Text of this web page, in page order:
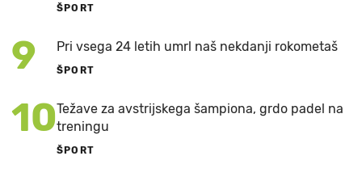
ŠPORT
9 Pri vsega 24 letih umrl naš nekdanji rokometaš
ŠPORT
10Težave za avstrijskega šampiona, grdo padel na
treningu
ŠPORT